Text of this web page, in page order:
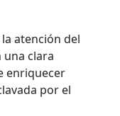
atención del
clara
enriquecer
por el